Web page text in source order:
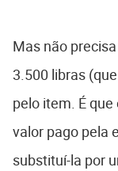
Mas não
3.500 libras
pelo item. É
valor pago pela
substituí-la por